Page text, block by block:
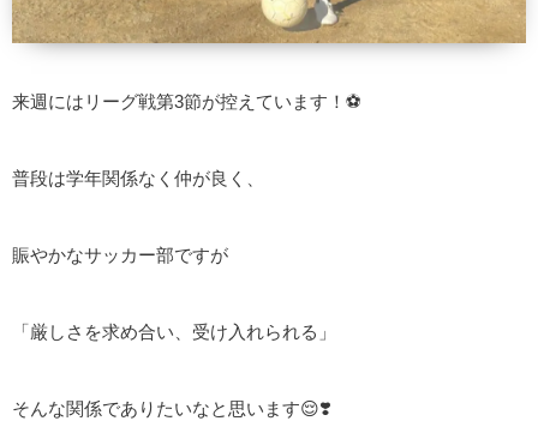
来週にはリーグ戦第3節が控えています！⚽️
普段は学年関係なく仲が良く、
賑やかなサッカー部ですが
「厳しさを求め合い、受け入れられる」
そんな関係でありたいなと思います😌❣️